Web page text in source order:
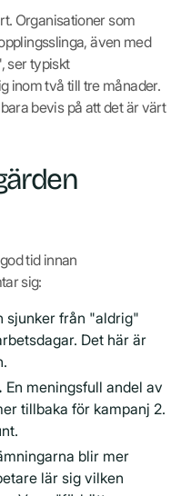
Organisationer som
även med
ser typiskt
inom två till tre månader.
bevis på att det är värt
tid innan
sig:
sjunker från "aldrig"
Det här är
En meningsfull andel av
tillbaka för kampanj 2.
blir mer
lär sig vilken